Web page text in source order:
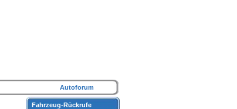
Fahrzeug-Rückrufe
Autoforum